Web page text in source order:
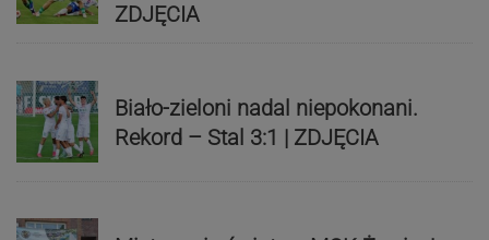
ZDJĘCIA
Biało-zieloni nadal niepokonani.
Rekord – Stal 3:1 | ZDJĘCIA